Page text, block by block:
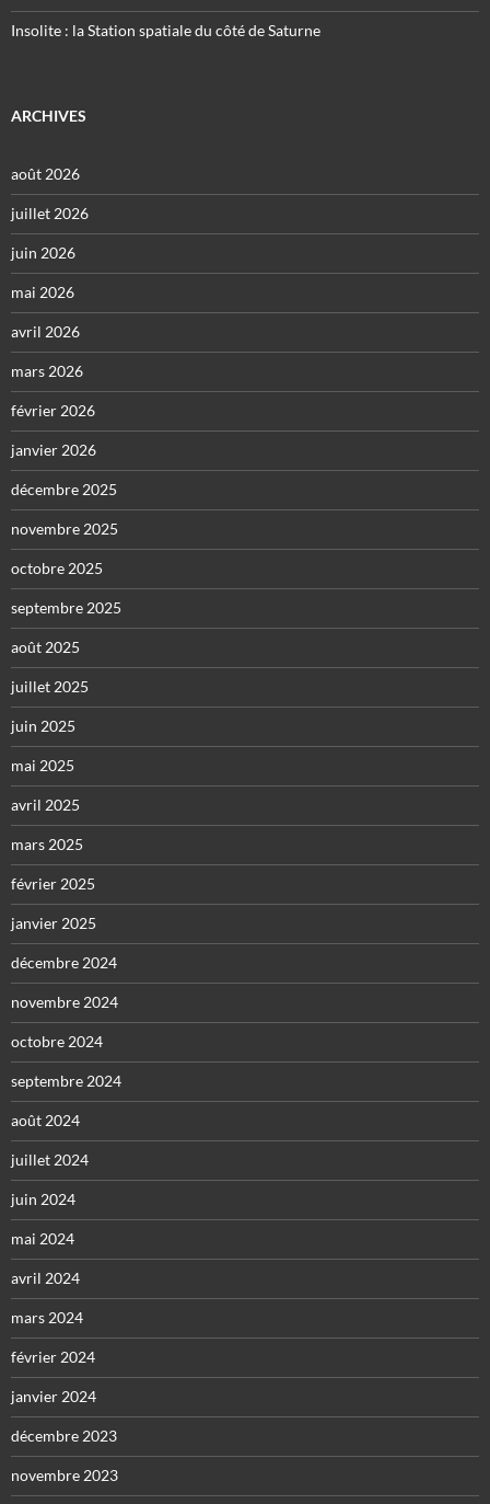
Insolite : la Station spatiale du côté de Saturne
ARCHIVES
août 2026
juillet 2026
juin 2026
mai 2026
avril 2026
mars 2026
février 2026
janvier 2026
décembre 2025
novembre 2025
octobre 2025
septembre 2025
août 2025
juillet 2025
juin 2025
mai 2025
avril 2025
mars 2025
février 2025
janvier 2025
décembre 2024
novembre 2024
octobre 2024
septembre 2024
août 2024
juillet 2024
juin 2024
mai 2024
avril 2024
mars 2024
février 2024
janvier 2024
décembre 2023
novembre 2023